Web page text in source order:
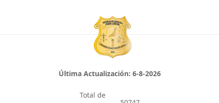
Última Actualización: 6-8-2026
Total de